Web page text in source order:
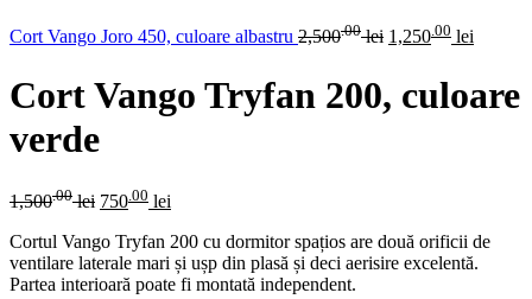
Cort Vango Joro 450, culoare albastru 2,500.00 lei 1,250 .00 lei
Cort Vango Tryfan 200, culoare
verde
1,500.00 lei 750.00 lei
Cortul Vango Tryfan 200 cu dormitor spațios are două orificii de
ventilare laterale mari și ușp din plasă și deci aerisire excelentă.
Partea interioară poate fi montată independent.